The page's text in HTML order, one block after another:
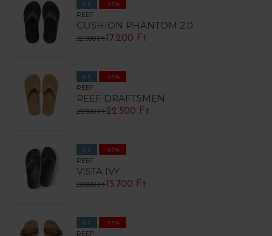
ÚJ -25%
REEF
CUSHION PHANTOM 2.0
22.990 Ft 17.200 Ft
ÚJ -25%
REEF
REEF DRAFTSMEN
29.990 Ft22.500 Ft
ÚJ -25%
REEF
VISTA IVY
20.990 Ft 15.700 Ft
ÚJ -25%
REEF